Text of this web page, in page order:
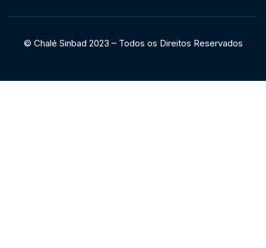
© Chalé Sinbad 2023 – Todos os Direitos Reservados